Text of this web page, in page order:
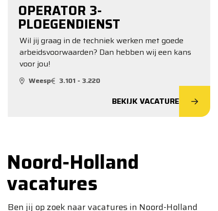
OPERATOR 3-
PLOEGENDIENST
Wil jij graag in de techniek werken met goede
arbeidsvoorwaarden? Dan hebben wij een kans
voor jou!
Weesp 3.101 - 3.220
BEKIJK VACATURE
Noord-Holland
vacatures
Ben jij op zoek naar vacatures in Noord-Holland